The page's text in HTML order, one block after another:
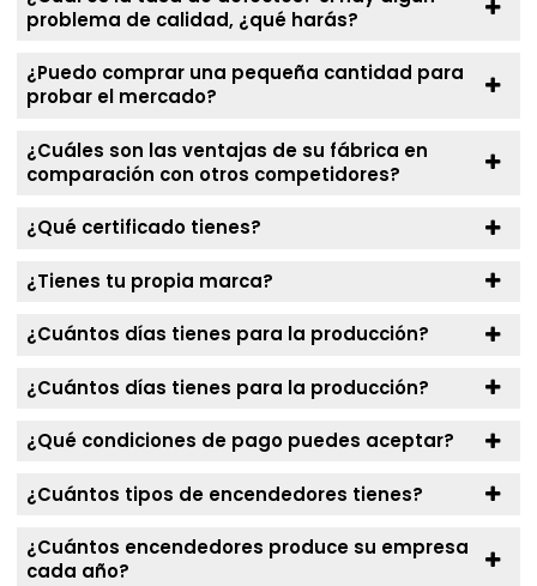
problema de calidad, ¿qué harás?
¿Puedo comprar una pequeña cantidad para
probar el mercado?
¿Cuáles son las ventajas de su fábrica en
comparación con otros competidores?
¿Qué certificado tienes?
¿Tienes tu propia marca?
¿Cuántos días tienes para la producción?
¿Cuántos días tienes para la producción?
¿Qué condiciones de pago puedes aceptar?
¿Cuántos tipos de encendedores tienes?
¿Cuántos encendedores produce su empresa
cada año?